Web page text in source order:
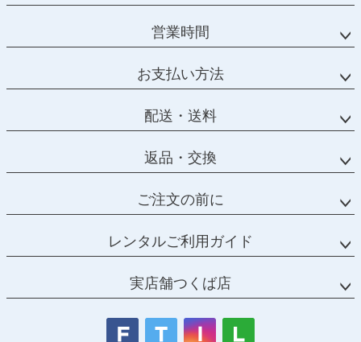
営業時間
お支払い方法
配送・送料
返品・交換
ご注文の前に
レンタルご利用ガイド
実店舗つくば店